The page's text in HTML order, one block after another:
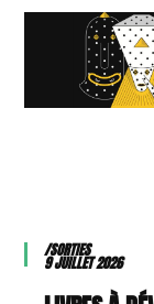
/SORTIES
9 JUILLET 2026